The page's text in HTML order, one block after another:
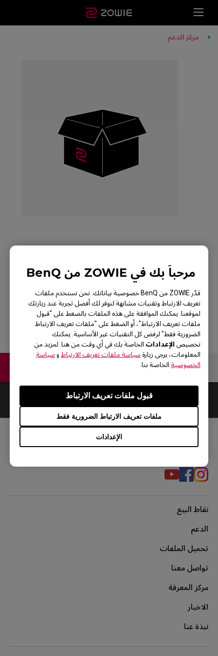
مرحباً بك في ZOWIE من BenQ
قدّر ZOWIE من BenQ خصوصية بياناتك. نحن نستخدم ملفات
تعريف الارتباط وتقنيات مشابهة لنوفر لك أفضل تجربة عند زيارتك
لموقعنا. يمكنك الموافقة على هذه الملفات بالضغط على "قبول
ملفات تعريف الارتباط"، أو الضغط على "ملفات تعريف الارتباط
الضرورية فقط" لرفض كل التقنيات غير الأساسية. يمكنك
تخصيص الإعدادات الخاصة بك في أي وقت من هنا. لمزيد من
المعلومات، يرجى زيارة سياسة ملفات تعريف الارتباط و سياسة
الخصوصية الخاصة بنا.
الإعدادات
ملفات تعريف الارتباط الضرورية فقط
قبول ملفات تعريف الارتباط
مركز الدعم
For Esports White
Edition
مواقع التواصل الاجتماعي
نقاط البيع
الدعم
تحميل الملفات
تواصل معنا
مركز المعرفة
الاخبار
نبذة عنا